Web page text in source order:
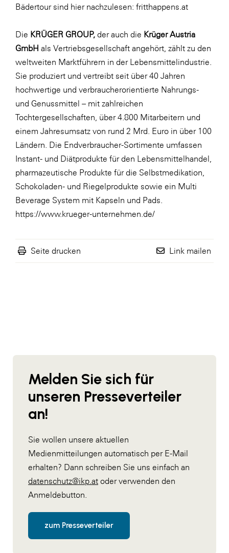
Bädertour sind hier nachzulesen: fritthappens.at
Die KRÜGER GROUP, der auch die Krüger Austria
GmbH als Vertriebsgesellschaft angehört, zählt zu den
weltweiten Marktführern in der Lebensmittelindustrie.
Sie produziert und vertreibt seit über 40 Jahren
hochwertige und verbraucherorientierte Nahrungs-
und Genussmittel – mit zahlreichen
Tochtergesellschaften, über 4.800 Mitarbeitern und
einem Jahresumsatz von rund 2 Mrd. Euro in über 100
Ländern. Die Endverbraucher-Sortimente umfassen
Instant- und Diätprodukte für den Lebensmittelhandel,
pharmazeutische Produkte für die Selbstmedikation,
Schokoladen- und Riegelprodukte sowie ein Multi
Beverage System mit Kapseln und Pads.
https://www.krueger-unternehmen.de/
Seite drucken Link mailen
Melden Sie sich für
unseren Presseverteiler
an!
Sie wollen unsere aktuellen
Medienmitteilungen automatisch per E-Mail
erhalten? Dann schreiben Sie uns einfach an
datenschutz@ikp.at oder verwenden den
Anmeldebutton.
zum Presseverteiler